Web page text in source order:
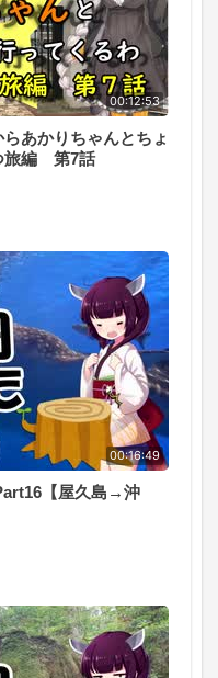
00:12:53
あかりちゃんとちょ
旅編 第7話
00:16:49
【屋久島→沖